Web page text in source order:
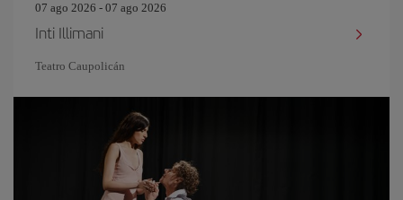
07 ago 2026 - 07 ago 2026
Inti Illimani
Teatro Caupolicán